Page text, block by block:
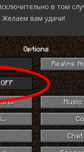
в том
Желаем вам удачи!